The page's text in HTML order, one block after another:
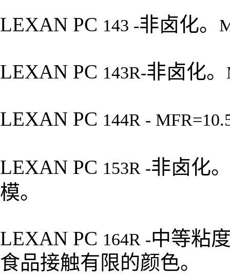
LEXAN PC 143 -非卤化。
LEXAN PC 143R-非卤化。
LEXAN PC 144R -
LEXAN PC 153R -非卤化
模。
LEXAN PC 164R -中等粘
食品接触有限的颜色。